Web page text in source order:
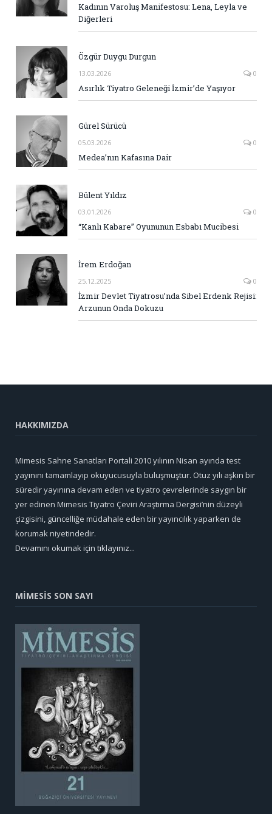
Kadının Varoluş Manifestosu: Lena, Leyla ve
Diğerleri
Özgür Duygu Durgun
13.03.2026 0
Asırlık Tiyatro Geleneği İzmir’de Yaşıyor
Gürel Sürücü
05.03.2026 0
Medea’nın Kafasına Dair
Bülent Yıldız
03.01.2026 0
“Kanlı Kabare” Oyununun Esbabı Mucibesi
İrem Erdoğan
25.12.2025 0
İzmir Devlet Tiyatrosu’nda Sibel Erdenk Rejisi:
Arzunun Onda Dokuzu
HAKKIMIZDA
Mimesis Sahne Sanatları Portali 2010 yılının Nisan ayında test
yayınını tamamlayıp okuyucusuyla buluşmuştur. Otuz yılı aşkın bir
süredir yayınına devam eden ve tiyatro çevrelerinde saygın bir
yer edinen Mimesis Tiyatro Çeviri Araştırma Dergisi’nin düzeyli
çizgisini, güncelliğe müdahale eden bir yayıncılık yaparken de
korumak niyetindedir.
Devamını okumak için tıklayınız...
MİMESİS SON SAYI